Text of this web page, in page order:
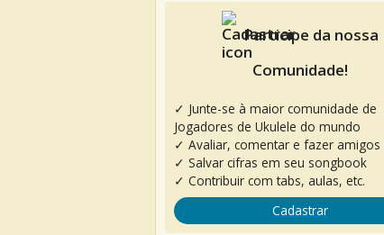
Participe da nossa
Comunidade!
✓ Junte-se à maior comunidade de
Jogadores de Ukulele do mundo
✓ Avaliar, comentar e fazer amigos
✓ Salvar cifras em seu songbook
✓ Contribuir com tabs, aulas, etc.
Cadastrar